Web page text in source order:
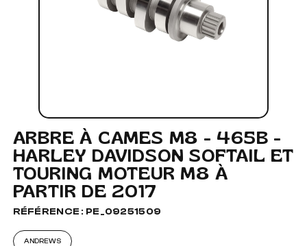
ARBRE À CAMES M8 - 465B -
HARLEY DAVIDSON SOFTAIL ET
TOURING MOTEUR M8 À
PARTIR DE 2017
RÉFÉRENCE : PE_09251509
ANDREWS